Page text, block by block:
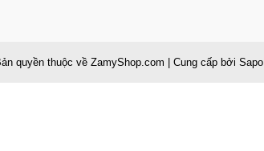
quyền thuộc về ZamyShop.com Cung cấp bởi Sapo